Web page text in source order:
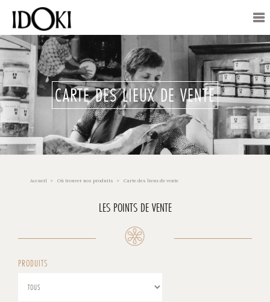
CARTE DES LIEUX DE VENTE
Accueil Où trouver nos produits Carte des lieux de vente
LES POINTS DE VENTE
PRODUITS